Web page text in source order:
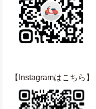
【Instagramはこちら】